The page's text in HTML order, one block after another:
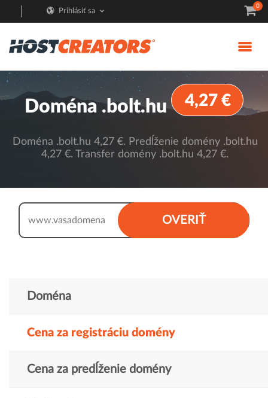
Prihlásiť sa
0
Doména .bolt.hu 4,27 €
Doména .bolt.hu 4,27 €. Predĺženie domény .bolt.hu
4,27 €. Transfer domény .bolt.hu 4,27 €.
OVERIŤ
www.
Doména
Cena za registráciu domény
Cena za predĺženie domény